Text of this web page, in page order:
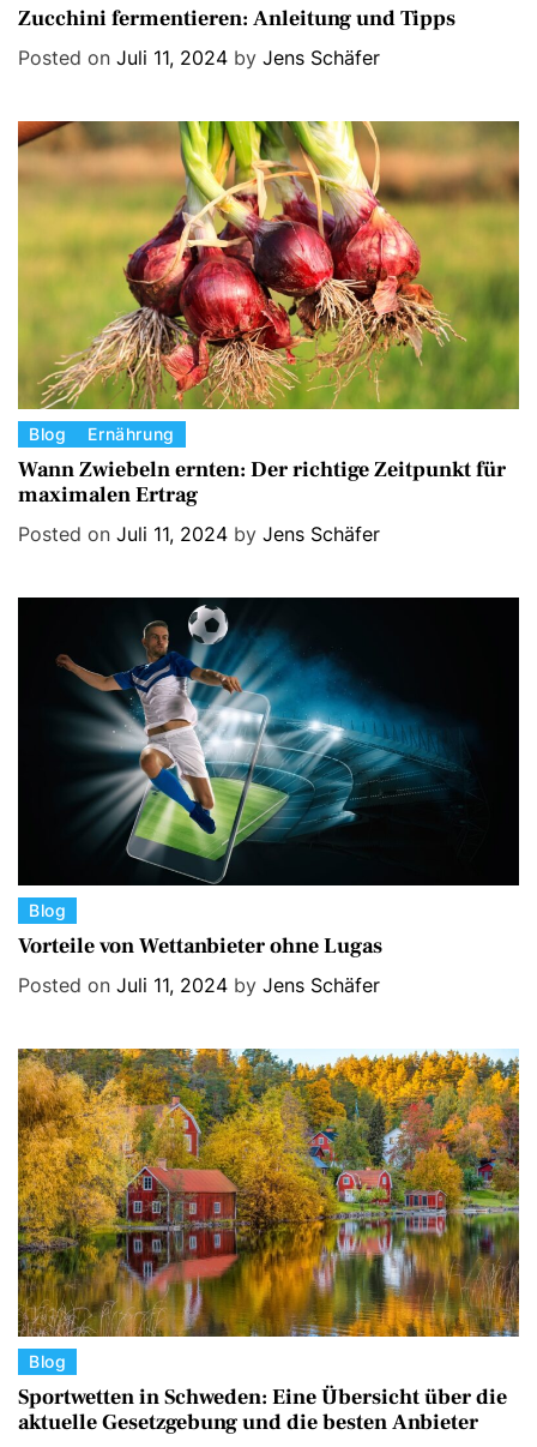
a
o
Zucchini fermentieren: Anleitung und Tipps
Posted on Juli 11, 2024 by Jens Schäfer
C
a
t
e
Blog Ernährung
Wann Zwiebeln ernten: Der richtige Zeitpunkt für
maximalen Ertrag
Posted on Juli 11, 2024 by Jens Schäfer
C
a
o
r
i
e
s
Blog
Vorteile von Wettanbieter ohne Lugas
Posted on Juli 11, 2024 by Jens Schäfer
C
a
t
Blog
Sportwetten in Schweden: Eine Übersicht über die
aktuelle Gesetzgebung und die besten Anbieter